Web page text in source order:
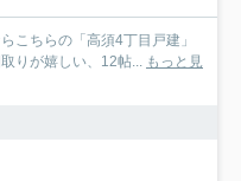
こちらの「高須4丁目戸建」
りが嬉しい、12帖... もっと見